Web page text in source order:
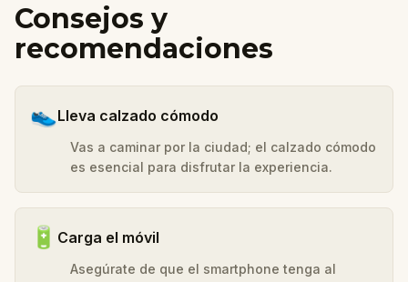
Consejos y
recomendaciones
👟Lleva calzado cómodo
Vas a caminar por la ciudad; el calzado cómodo
es esencial para disfrutar la experiencia.
🔋 Carga el móvil
Asegúrate de que el smartphone tenga al